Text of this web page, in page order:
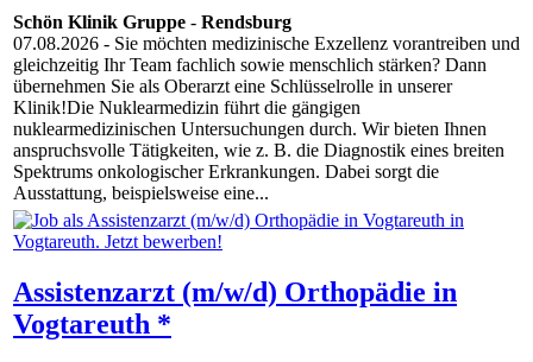
Schön Klinik Gruppe - Rendsburg
07.08.2026 - Sie möchten medizinische Exzellenz vorantreiben und
gleichzeitig Ihr Team fachlich sowie menschlich stärken? Dann
übernehmen Sie als Oberarzt eine Schlüsselrolle in unserer
Klinik!Die Nuklearmedizin führt die gängigen
nuklearmedizinischen Untersuchungen durch. Wir bieten Ihnen
anspruchsvolle Tätigkeiten, wie z. B. die Diagnostik eines breiten
Spektrums onkologischer Erkrankungen. Dabei sorgt die
Ausstattung, beispielsweise eine...
Assistenzarzt (m/w/d) Orthopädie in
Vogtareuth *